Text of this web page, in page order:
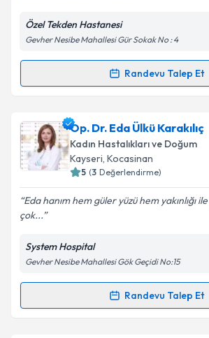
Kişisel verilerimin işlenmesine
Metni'ni okudum ve kişisel
kapsamda işlenmesini kabul
Özel Tekden Hastanesi
Gevher Nesibe Mahallesi Gür Sokak No : 4
Randevu Talep Et
Randevu Takvimi Talebi
Op. Dr. Ahmet Aceriçin randevu
oluşturun. Size bu uzmandan randevu
takvim hazırlandığında e-posta ile
Kişisel verilerimin işlenmesine
Metni'ni okudum ve kişisel
kapsamda işlenmesini kabul
Op. Dr. Eda Ülkü Karakılıç
Kadın Hastalıkları ve Doğum
Kayseri, Kocasinan
5 (3 Değerlendirme)
Eda hanım hem güler yüzü hem yakınlığı
çok...
System Hospital
Gevher Nesibe Mahallesi Gök Geçidi No:15
Randevu Talep Et
Randevu Takvimi Talebi